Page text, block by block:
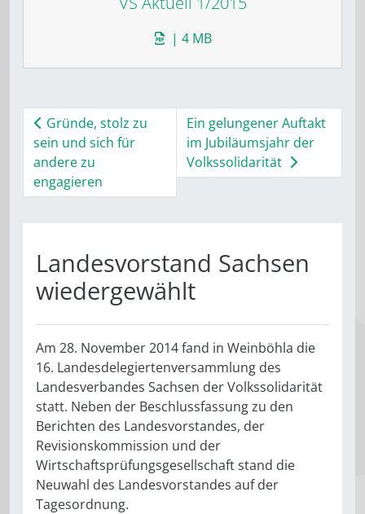
| 4 MB
Gründe, stolz zu
sein und sich für
andere zu
engagieren
Ein gelungener Auftakt
im Jubiläumsjahr der
Volkssolidarität
Landesvorstand Sachsen
wiedergewählt
Am 28. November 2014 fand in Weinböhla die
16. Landesdelegiertenversammlung des
Landesverbandes Sachsen der Volkssolidarität
statt. Neben der Beschlussfassung zu den
Berichten des Landesvorstandes, der
Revisionskommission und der
Wirtschaftsprüfungsgesellschaft stand die
Neuwahl des Landesvorstandes auf der
Tagesordnung.